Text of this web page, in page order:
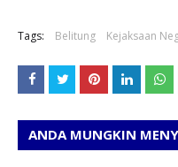
Tags: Belitung Kejaksaan
ANDA MUNGKIN